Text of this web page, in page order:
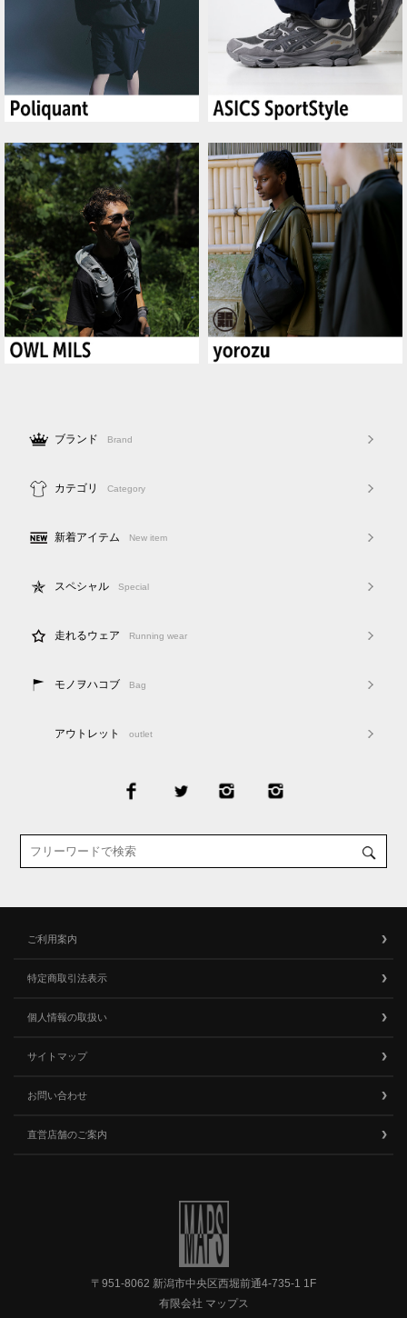
ブランド Brand
カテゴリ Category
新着アイテム New item
スペシャル Special
走れるウェア Running wear
モノヲハコブ Bag
アウトレット outlet
ご利用案内
特定商取引法表示
個人情報の取扱い
サイトマップ
お問い合わせ
直営店舗のご案内
〒951-8062 新潟市中央区西堀前通4-735-1 1F
有限会社 マップス